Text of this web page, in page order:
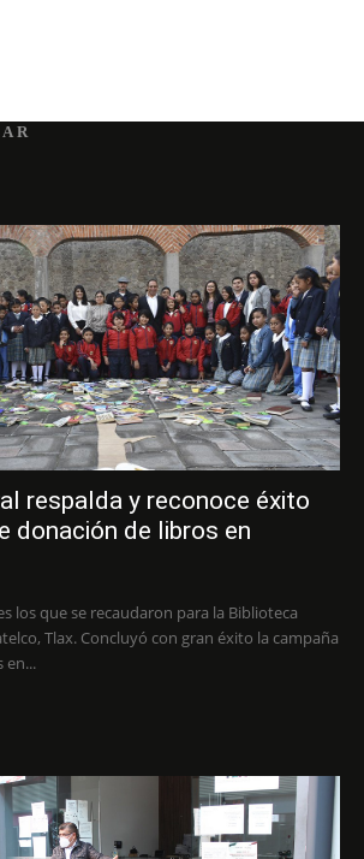
respalda y reconoce éxito
donación de libros en
los que se recaudaron para la Biblioteca
en...